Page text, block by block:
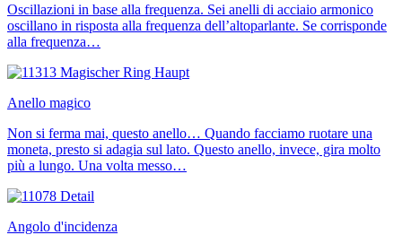
Oscillazioni in base alla frequenza. Sei anelli di acciaio armonico
oscillano in risposta alla frequenza dell’altoparlante. Se corrisponde
alla frequenza…
Anello magico
Non si ferma mai, questo anello… Quando facciamo ruotare una
moneta, presto si adagia sul lato. Questo anello, invece, gira molto
più a lungo. Una volta messo…
Angolo d'incidenza